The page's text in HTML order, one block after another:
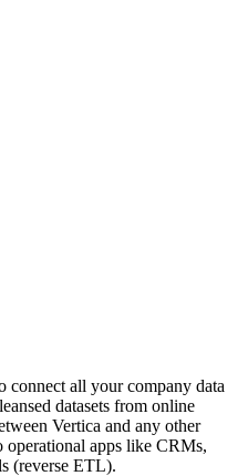
connect all your company data
datasets from online
Vertica and any other
operational apps like CRMs,
(reverse ETL).